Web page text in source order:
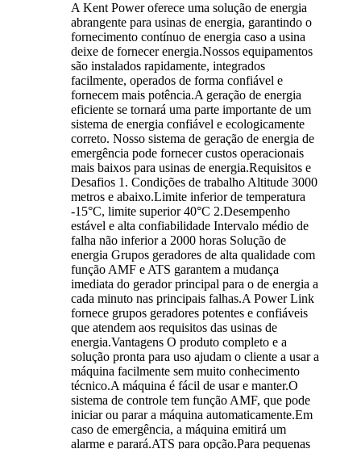
A Kent Power oferece uma solução de energia
abrangente para usinas de energia, garantindo o
fornecimento contínuo de energia caso a usina
deixe de fornecer energia.Nossos equipamentos
são instalados rapidamente, integrados
facilmente, operados de forma confiável e
fornecem mais potência.A geração de energia
eficiente se tornará uma parte importante de um
sistema de energia confiável e ecologicamente
correto. Nosso sistema de geração de energia de
emergência pode fornecer custos operacionais
mais baixos para usinas de energia.Requisitos e
Desafios 1. Condições de trabalho Altitude 3000
metros e abaixo.Limite inferior de temperatura
-15°C, limite superior 40°C 2.Desempenho
estável e alta confiabilidade Intervalo médio de
falha não inferior a 2000 horas Solução de
energia Grupos geradores de alta qualidade com
função AMF e ATS garantem a mudança
imediata do gerador principal para o de energia a
cada minuto nas principais falhas.A Power Link
fornece grupos geradores potentes e confiáveis ​​
que atendem aos requisitos das usinas de
energia.Vantagens O produto completo e a
solução pronta para uso ajudam o cliente a usar a
máquina facilmente sem muito conhecimento
técnico.A máquina é fácil de usar e manter.O
sistema de controle tem função AMF, que pode
iniciar ou parar a máquina automaticamente.Em
caso de emergência, a máquina emitirá um
alarme e parará.ATS para opção.Para pequenas